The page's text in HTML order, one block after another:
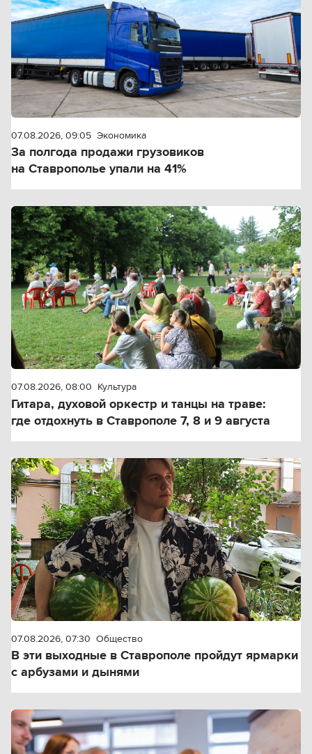
07.08.2026, 09:05 Экономика
За полгода продажи грузовиков
на Ставрополье упали на 41%
07.08.2026, 08:00 Культура
Гитара, духовой оркестр и танцы на траве:
где отдохнуть в Ставрополе 7, 8 и 9 августа
07.08.2026, 07:30 Общество
В эти выходные в Ставрополе пройдут ярмарки
с арбузами и дынями